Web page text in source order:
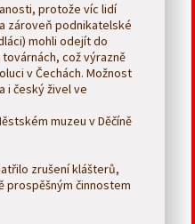
protože víc lidí
zároveň podnikatelské
mohli odejít do
což výrazně
v Čechách. Možnost
i český živel ve
muzeu v Děčíně
zrušení klášterů,
prospěšným činnostem